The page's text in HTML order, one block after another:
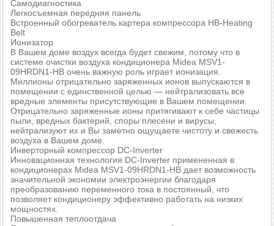
Самодиагностика
Легкосъемная передняя панель
Встроенный обогреватель картера компрессора HB-Heating
Belt
Ионизатор
В Вашем доме воздух всегда будет свежим, потому что в
системе очистки воздуха кондиционера Midea MSV1-
09HRDN1-HB очень важную роль играет ионизация.
Миллионы отрицательно заряженных ионов выпускаются в
помещении с единственной целью — нейтрализовать все
вредные элементы присутствующие в Вашем помещении.
Отрицательно заряженные ионы притягивают к себе частицы
пыли, вредных бактерий, споры плесени и вирусы,
нейтрализуют их и Вы заметно ощущаете чистоту и свежесть
воздуха в Вашем доме.
Инверторный компрессор DC-Inverter
Инновационная технология DC-Inverter примененная в
кондиционерах Midea MSV1-09HRDN1-HB дает возможность
значительной экономии электроэнергии благодаря
преобразованию переменного тока в постоянный, что
позволяет кондиционеру эффективно работать на низких
мощностях.
Повышенная теплоотдача